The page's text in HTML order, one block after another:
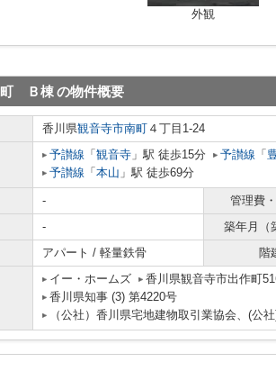
外観
町 Ｂ棟の物件概要
香川県観音寺市南町 ４丁目1-24
予讃線 「 観音寺 」駅 徒歩15分 予讃線 「
予讃線 「 本山 」駅 徒歩69分
- 管理費
- 築年月（
アパート / 軽量鉄骨 階
イー・ホームズ 香川県観音寺市出作町
香川県知事 (3) 第4220号
（公社）香川県宅地建物取引業協会、(公